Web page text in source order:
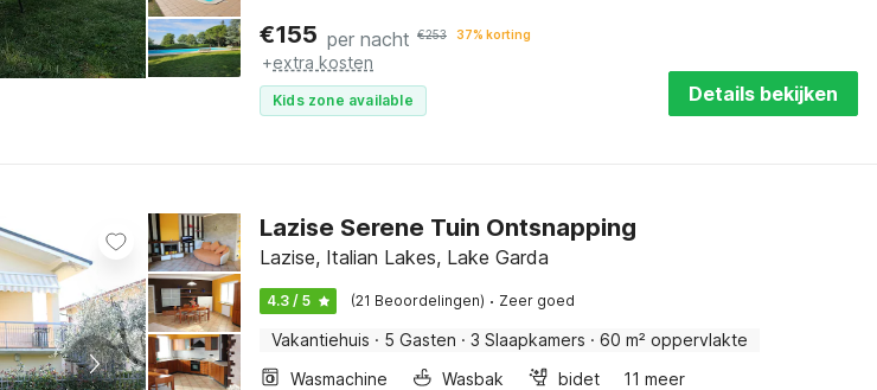
€155 per nacht €253 37% korting
+extra kosten
Kids zone available Details bekijken
Lazise Serene Tuin Ontsnapping
Lazise, Italian Lakes, Lake Garda
4.3 / 5 (21 Beoordelingen) · Zeer goed
Vakantiehuis · 5 Gasten · 3 Slaapkamers · 60 m² oppervlakte
Wasmachine
Wasbak bidet
11 meer